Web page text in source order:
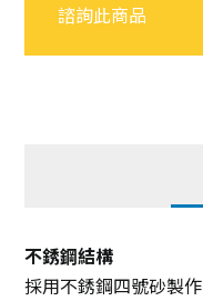
諮詢此商品
不銹鋼結構
採用不銹鋼四號砂製作